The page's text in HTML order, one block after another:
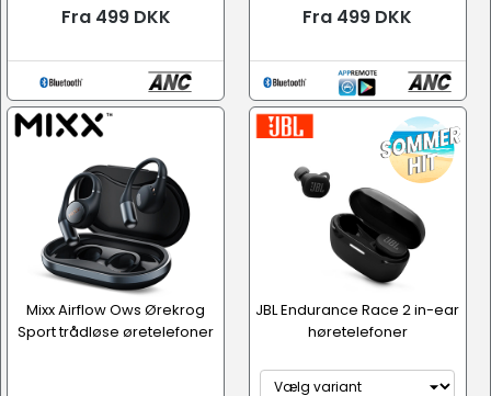
Fra 499 DKK Fra 499 DKK
Mixx Airflow Ows Ørekrog
Sport trådløse øretelefoner
JBL Endurance Race 2 in-ear
høretelefoner